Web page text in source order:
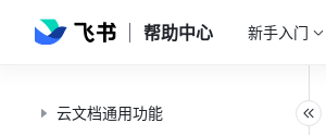
帮助中心 新手入门
云文档通用功能